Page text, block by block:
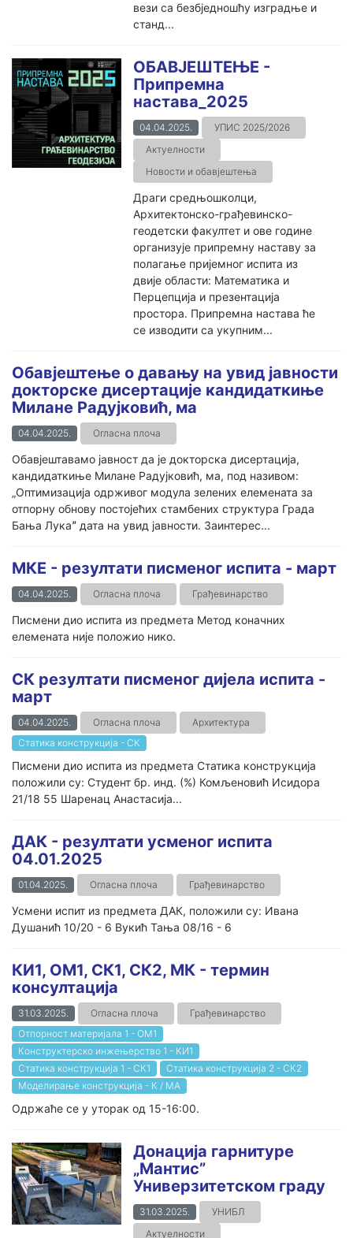
вези са безбједношћу изградње и
станд...
ОБАВЈЕШТЕЊЕ -
Припремна
настава_2025
04.04.2025.
УПИС 2025/2026
Актуелности
Новости и обавјештења
Драги средњошколци,
Архитектонско-грађевинско-
геодетски факултет и ове године
организује припремну наставу за
полагање пријемног испита из
двије области: Математика и
Перцепција и презентација
простора. Припремна настава ће
се изводити са укупним...
Обавјештење о давању на увид јавности
докторске дисертације кандидаткиње
Милане Радујковић, ма
04.04.2025. Огласна плоча
Обавјештавамо јавност да је докторска дисертација,
кандидаткиње Милане Радујковић, ма, под називом:
„Оптимизација одрживог модула зелених елемената за
отпорну обнову постојећих стамбених структура Града
Бања Лукаˮ дата на увид јавности. Заинтерес...
МКЕ - резултати писменог испита - март
04.04.2025. Огласна плоча Грађевинарство
Писмени дио испита из предмета Метод коначних
елемената није положио нико.
СК резултати писменог дијела испита -
март
04.04.2025. Огласна плоча
Архитектура
Статика конструкција - СК
Писмени дио испита из предмета Статика конструкција
положили су: Студент бр. инд. (%) Комљеновић Исидора
21/18 55 Шаренац Анастасија...
ДАК - резултати усменог испита
04.01.2025
01.04.2025. Огласна плоча Грађевинарство
Усмени испит из предмета ДАК, положили су: Ивана
Душанић 10/20 - 6 Вукић Тања 08/16 - 6
КИ1, ОМ1, СК1, СК2, МК - термин
консултација
31.03.2025. Огласна плоча
Грађевинарство
Отпорност материјала 1 - ОМ1
Конструктерско инжењерство 1 - КИ1
Статика конструкција 1 - СК1
Статика конструкција 2 - СК2
Моделирање конструкција - К / МА
Одржаће се у уторак од 15-16:00.
Донација гарнитуре
„Мантис”
Универзитетском граду
31.03.2025.
УНИБЛ
Актуелности